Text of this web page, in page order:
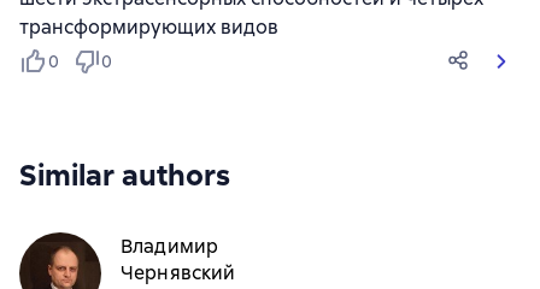
трансформирующих видов
0 0
Similar authors
Владимир
Чернявский